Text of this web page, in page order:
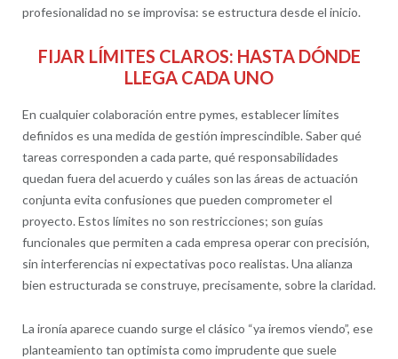
profesionalidad no se improvisa: se estructura desde el inicio.
FIJAR LÍMITES CLAROS: HASTA DÓNDE
LLEGA CADA UNO
En cualquier colaboración entre pymes, establecer límites
definidos es una medida de gestión imprescindible. Saber qué
tareas corresponden a cada parte, qué responsabilidades
quedan fuera del acuerdo y cuáles son las áreas de actuación
conjunta evita confusiones que pueden comprometer el
proyecto. Estos límites no son restricciones; son guías
funcionales que permiten a cada empresa operar con precisión,
sin interferencias ni expectativas poco realistas. Una alianza
bien estructurada se construye, precisamente, sobre la claridad.
La ironía aparece cuando surge el clásico “ya iremos viendo”, ese
planteamiento tan optimista como imprudente que suele